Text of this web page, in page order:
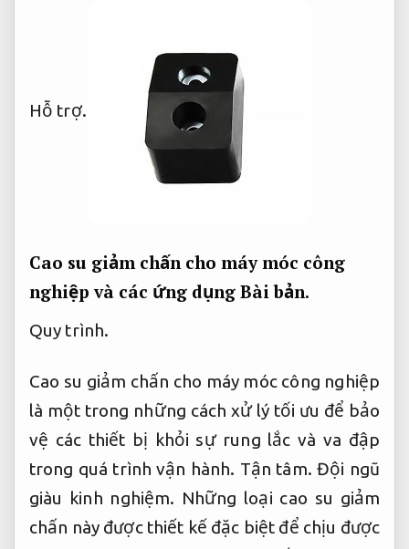
Hỗ trợ.
Cao su giảm chấn cho máy móc công
nghiệp và các ứng dụng Bài bản.
Quy trình.
Cao su giảm chấn cho máy móc công nghiệp
là một trong những cách xử lý tối ưu để bảo
vệ các thiết bị khỏi sự rung lắc và va đập
trong quá trình vận hành. Tận tâm. Đội ngũ
giàu kinh nghiệm. Những loại cao su giảm
chấn này được thiết kế đặc biệt để chịu được